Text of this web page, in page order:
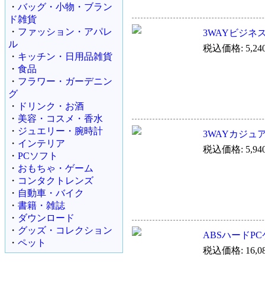
・ バッグ・小物・ブラン
ド雑貨
・ ファッション・アパレ
ル
・ キッチン・日用品雑貨
・ 食品
・ フラワー・ガーデニン
グ
・
ドリンク・お酒
・ 美容・コスメ・香水
・ ジュエリー・腕時計
・ インテリア
・ PCソフト
・ おもちゃ・ゲーム
・ コンタクトレンズ
・ 自動車・バイク
・ 書籍・雑誌
・ ダウンロード
・ グッズ・コレクション
・ ペット
3WAYビジネ
税込価格:
3WAYカジュ
税込価格:
ABSハード
税込価格: